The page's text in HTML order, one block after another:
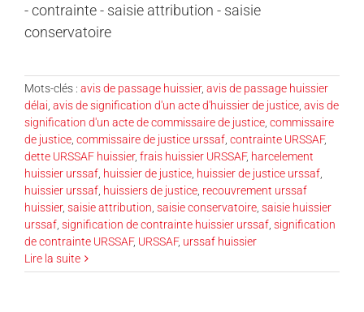
- contrainte - saisie attribution - saisie
conservatoire
Mots-clés : avis de passage huissier, avis de passage huissier
délai avis de signification d'un acte d'huissier de justice avis de
signification d'un acte de commissaire de justice commissaire
de justice commissaire de justice urssaf contrainte URSSAF,
dette URSSAF huissier, frais huissier URSSAF, harcelement
huissier urssaf huissier de justice huissier de justice urssaf
huissier urssaf huissiers de justice recouvrement urssaf
huissier, saisie attribution saisie conservatoire saisie huissier
urssaf signification de contrainte huissier urssaf signification
de contrainte URSSAF, URSSAF, urssaf huissier
Lire la suite